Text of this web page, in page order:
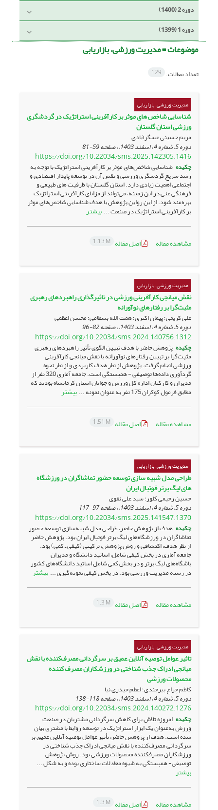
دوره 2 (1400)
دوره 1 (1399)
موضوعات =مدیریت ورزشی، بازاریابی
تعداد مقالات: 129
مدیریت ورزشی، بازاریابی
شناسایی شاخص های موثر بر کارآفرینی استراتژیک در گردشگری
ورزشی استان گلستان
مریم حسینی عسگرآبادی
دوره 5، شماره 4 ، اسفند 1403، ، صفحه 59-81
https://doi.org/10.22034/sms.2025.142305.1416
چکیده شناسایی شاخص‌های موثر بر کارآفرینی استراتژیک با توجه به
رشد سریع گردشگری ورزشی و نقش آن در توسعه پایدار اقتصادی و
اجتماعی اهمیت زیادی دارد. استان گلستان با ظرفیت های طبیعی و
فرهنگی غنی در این زمینه، می‌تواند از مزایای کارآفرینی استراتزیک
بهره‌مند شود. از این رواین پژوهش با هدف شناسایی شاخص‌های موثر
بر کارآفرینی استراتژیک در صنعت ... بیشتر
مشاهده مقاله اصل مقاله 1.13 M
مدیریت ورزشی، بازاریابی
نقش میانجی ‌‌کارآفرینی ورزشی در تاثیرگذاری راهبردهای رهبری
مثبت‌گرا بر رفتارهای ‌نوآورانه
علی کریمی؛ پیمان اکبری؛ همت الله بسطامی؛ محسن اعظمی
دوره 5، شماره 4 ، اسفند 1403، ، صفحه 82-96
https://doi.org/10.22034/sms.2024.140756.1312
چکیده پژوهش حاضر با هدف تبیین الگوی تأثیر راهبردهای رهبری
مثبت‌گرا بر تبیین رفتارهای نوآورانه با نقش میانجی کارآفرینی
ورزشی انجام گرفت. پژوهش از نظر هدف کاربردی و از نظر نحوه
گردآوری داده‌ها توصیفی - همبستگی است. جامعه آماری 320 نفر از
مدیران و کارکنان اداره کل ورزش و جوانان استان کرمانشاه بودند که
مطابق فرمول کوکران 175 نفر به عنوان نمونه ... بیشتر
مشاهده مقاله اصل مقاله 1.51 M
مدیریت ورزشی، بازاریابی
طراحی مدل شبیه سازی توسعه حضور تماشاگران در ورزشگاه
های لیگ برتر فوتبال ایران
حسین رحیمی کلور؛ سید علی نقوی
دوره 5، شماره 4 ، اسفند 1403، ، صفحه 97-117
https://doi.org/10.22034/sms.2025.141547.1370
چکیده هدف از پژوهش حاضر، طراحی مدل شبیه‌سازی توسعه حضور
تماشاگران در ورزشگاه‌های لیگ برتر فوتبال ایران بود. پژوهش حاضر
از نظر هدف، اکتشافی و روش پژوهش، ترکیبی (کیفی ـ کمی) بود.
جامعه آماری در بخش کیفی شامل، اساتید دانشگاه و مدیران
باشگاه‌های لیگ برتر و در بخش کمی شامل اﺳﺎﺗﯿﺪ داﻧﺸﮕﺎه‌های کشور
در رشته مدیریت ورزشی بود. در بخش کیفی نمونه‌گیری ... بیشتر
مشاهده مقاله اصل مقاله 1.3 M
مدیریت ورزشی، بازاریابی
تاثیر عوامل توصیه آنلاین عمیق بر سرگردانی مصرف‌کننده با نقش
میانجی ادراک جذب شناختی در ورزشکاران مصرف کننده
محصولات ورزشی
کاظم چراغ بیرجندی؛ اعظم حیدری نیا
دوره 5، شماره 4 ، اسفند 1403، ، صفحه 118-138
https://doi.org/10.22034/sms.2024.140272.1276
چکیده امروزه تلاش برای کاهش سرگردانی مشتریان در صنعت
ورزش به‌عنوان یک ابزار استراتژیک در توسعه روابط با مشتری بیان
شده است. هدف از پژوهش حاضر، تأثیر عوامل توصیه آنلاین عمیق بر
سرگردانی مصرف‌کننده با نقش میانجی ادراک جذب شناختی در
ورزشکاران مصرف‎کننده محصولات ورزشی بود. روش پژوهش
توصیفی- همبستگی به شیوه معادلات ساختاری بوده و به شکل ...
بیشتر
مشاهده مقاله اصل مقاله 1.3 M